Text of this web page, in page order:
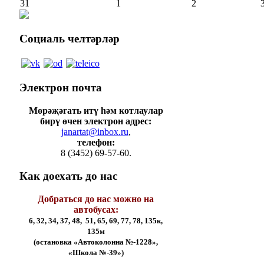
31
1 2
Социаль челтәрләр
Электрон почта
Мөрәҗәгать итү һәм котлаулар
бирү өчен электрон адрес:
janartat@inbox.ru,
телефон:
8 (3452) 69-57-60.
Как доехать до нас
Добраться до нас можно на
автобусах:
6, 32, 34, 37, 48, 51, 65, 69, 77, 78, 135к,
135м
(остановка «Автоколонна №-1228»,
«Школа №-39»)